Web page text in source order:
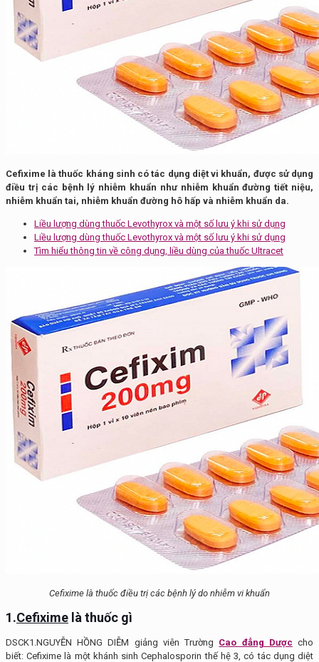
Cefixime là thuốc kháng sinh có tác dụng diệt vi khuẩn, được sử dụng
điều trị các bệnh lý nhiễm khuẩn như nhiễm khuẩn đường tiết niệu,
nhiễm khuẩn tai, nhiễm khuẩn đường hô hấp và nhiễm khuẩn da.
Liều lượng dùng thuốc Levothyrox và một số lưu ý khi sử dụng
Liều lượng dùng thuốc Levothyrox và một số lưu ý khi sử dụng
Tìm hiểu thông tin về công dụng, liều dùng của thuốc Ultracet
Cefixime là thuốc điều trị các bệnh lý do nhiễm vi khuẩn
1.Cefixime là thuốc gì
DSCK1.NGUYỄN HỒNG DIỄM giảng viên Trường Cao đẳng Dược cho
biết: Cefixime là một khánh sinh Cephalosporin thế hệ 3, có tác dụng diệt